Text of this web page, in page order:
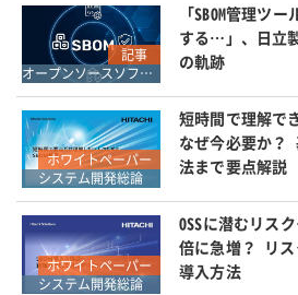
記事
オープンソースソフトウェア
「SBOM管理ツ
する…」、日立
の軌跡
ホワイトペーパー
システム開発総論
短時間で理解でき
なぜ今必要か？
法まで要点解説
ホワイトペーパー
システム開発総論
OSSに潜むリス
倍に急増？ リス
導入方法